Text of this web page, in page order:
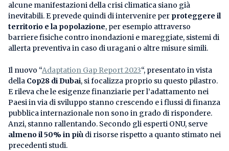
alcune manifestazioni della crisi climatica siano già
inevitabili. E prevede quindi di intervenire per proteggere il
territorio e la popolazione, per esempio attraverso
barriere fisiche contro inondazioni e mareggiate, sistemi di
allerta preventiva in caso di uragani o altre misure simili.
Il nuovo “Adaptation Gap Report 2023“, presentato in vista
della Cop28 di Dubai, si focalizza proprio su questo pilastro.
E rileva che le esigenze finanziarie per l’adattamento nei
Paesi in via di sviluppo stanno crescendo e i flussi di finanza
pubblica internazionale non sono in grado di rispondere.
Anzi, stanno rallentando. Secondo gli esperti ONU, serve
almeno il 50% in più di risorse rispetto a quanto stimato nei
precedenti studi.